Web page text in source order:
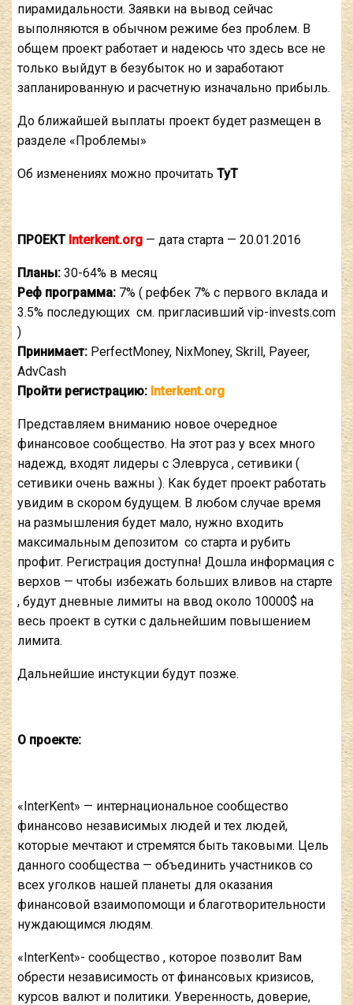
пирамидальности. Заявки на вывод сейчас
выполняются в обычном режиме без проблем. В
общем проект работает и надеюсь что здесь все не
только выйдут в безубыток но и заработают
запланированную и расчетную изначально прибыль.
До ближайшей выплаты проект будет размещен в
разделе «Проблемы»
Об изменениях можно прочитать ТуТ
ПРОЕКТ Interkent.org — дата старта — 20.01.2016
Планы: 30-64% в месяц
Реф программа: 7% ( рефбек 7% с первого вклада и
3.5% последующих см. пригласивший vip-invests.com
)
Принимает: PerfectMoney, NixMoney, Skrill, Payeer,
AdvCash
Пройти регистрацию: Interkent.org
Представляем вниманию новое очередное
финансовое сообщество. На этот раз у всех много
надежд, входят лидеры с Элевруса , сетивики (
сетивики очень важны ). Как будет проект работать
увидим в скором будущем. В любом случае время
на размышления будет мало, нужно входить
максимальным депозитом со старта и рубить
профит. Регистрация доступна! Дошла информация с
верхов — чтобы избежать больших вливов на старте
, будут дневные лимиты на ввод около 10000$ на
весь проект в сутки с дальнейшим повышением
лимита.
Дальнейшие инстукции будут позже.
О проекте:
«InterKent» — интернациональное сообщество
финансово независимых людей и тех людей,
которые мечтают и стремятся быть таковыми. Цель
данного сообщества — объединить участников со
всех уголков нашей планеты для оказания
финансовой взаимопомощи и благотворительности
нуждающимся людям.
«InterKent»- сообщество , которое позволит Вам
обрести независимость от финансовых кризисов,
курсов валют и политики. Уверенность, доверие,